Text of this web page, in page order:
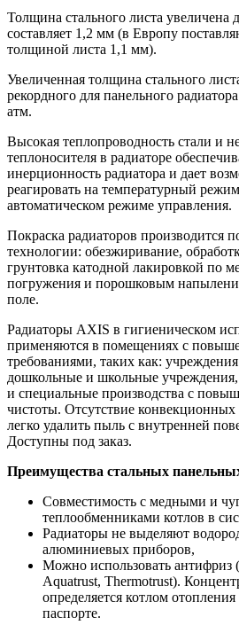
Толщина стального листа увеличена
составляет 1,2 мм (в Европу
толщиной листа 1,1 мм).
Увеличенная толщина стального
рекордного для панельного
атм.
Высокая теплопроводность стали и
теплоносителя в радиаторе
инерционность радиатора и дает
реагировать на температурный
автоматическом режиме управления.
Покраска радиаторов производится
технологии: обезжиривание,
грунтовка катодной лакировкой по
погружения и порошковым
поле.
Радиаторы AXIS в гигиеническом
применяются в помещениях с
требованиями, таких как:
дошкольные и школьные
и специальные производства с
чистоты. Отсутствие конвекционных
легко удалить пыль с внутренней
Доступны под заказ.
Преимущества стальных
Совместимость с медными и
теплообменниками котлов в
Радиаторы не выделяют
алюминиевых приборов,
Можно использовать антифриз
Aquatrust, Thermotrust).
определяется котлом
паспорте.